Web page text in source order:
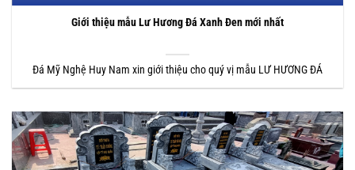
Giới thiệu mẫu Lư Hương Đá Xanh Đen mới nhất
Đá Mỹ Nghệ Huy Nam xin giới thiệu cho quý vị mẫu LƯ HƯƠNG ĐÁ